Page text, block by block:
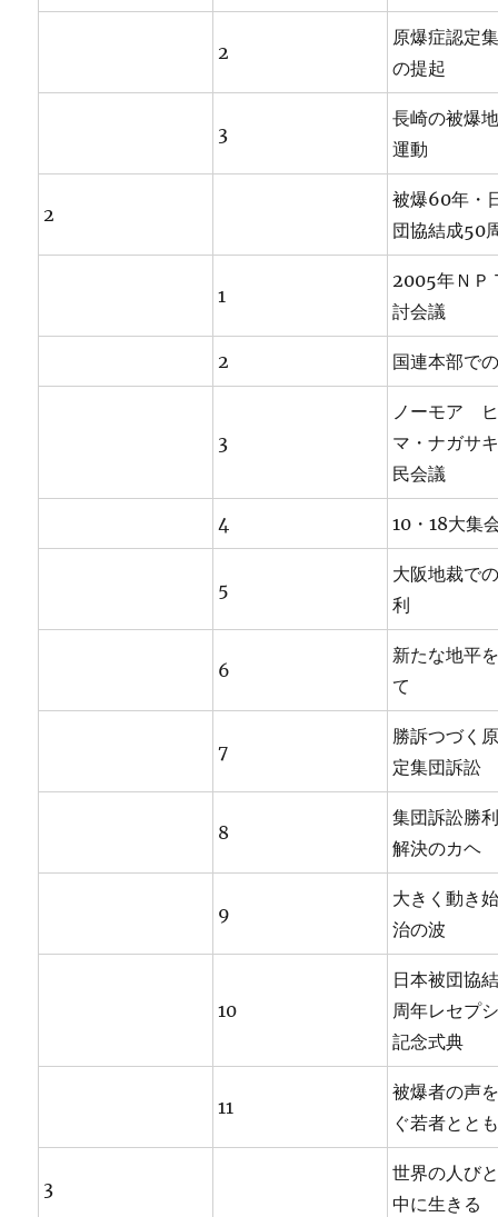
2
原爆症認定
の提起
3
長崎の被爆
運動
2
被爆60年・
団協結成50
1
2005年ＮＰ
討会議
2 国連本部で
3
ノーモア
マ・ナガサ
民会議
4 10・18大集
5
大阪地裁で
利
6
新たな地平
て
7
勝訴つづく
定集団訴訟
8
集団訴訟勝
解決のカヘ
9
大きく動き
治の波
10
日本被団協
周年レセプ
記念式典
11
被爆者の声
ぐ若者とと
3
世界の人び
中に生きる